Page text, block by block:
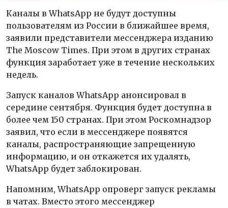
Каналы в WhatsApp не будут доступны
пользователям из России в ближайшее время,
заявили представители мессенджера изданию
The Moscow Times. При этом в других странах
функция заработает уже в течение нескольких
недель.
Запуск каналов WhatsApp анонсировал в
середине сентября. Функция будет доступна в
более чем 150 странах. При этом Роскомнадзор
заявил, что если в мессенджере появятся
каналы, распространяющие запрещенную
информацию, и он откажется их удалять,
WhatsApp будет заблокирован.
Напомним, WhatsApp опроверг запуск рекламы
в чатах. Вместо этого мессенджер